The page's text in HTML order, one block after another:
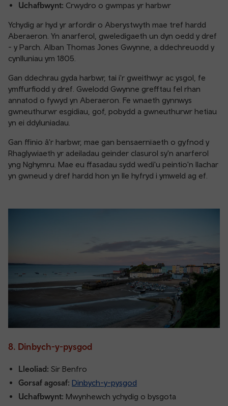
Uchafbwynt: Crwydro o gwmpas yr harbwr
Ychydig ar hyd yr arfordir o Aberystwyth mae tref hardd
Aberaeron. Yn anarferol, gweledigaeth un dyn oedd y dref
- y Parch. Alban Thomas Jones Gwynne, a ddechreuodd y
cynlluniau ym 1805.
Gan ddechrau gyda harbwr, tai i'r gweithwyr ac ysgol, fe
ymffurfiodd y dref. Gwelodd Gwynne grefftau fel rhan
annatod o fywyd yn Aberaeron. Fe wnaeth gynnwys
gwneuthurwr esgidiau, gof, pobydd a gwneuthurwr hetiau
yn ei ddyluniadau.
Gan ffinio â'r harbwr, mae gan bensaernïaeth o gyfnod y
Rhaglywiaeth yr adeiladau geinder clasurol sy'n anarferol
yng Nghymru. Mae eu ffasadau sydd wedi'u peintio'n llachar
yn gwneud y dref hardd hon yn lle hyfryd i ymweld ag ef.
8. Dinbych-y-pysgod
Lleoliad: Sir Benfro
Gorsaf agosaf: Dinbych-y-pysgod
Uchafbwynt: Mwynhewch ychydig o bysgota